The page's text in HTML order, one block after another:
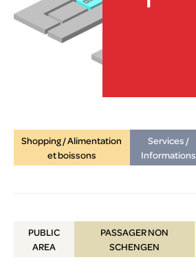
Shopping / Alimentation
et boissons
Services /
Informations
PUBLIC
AREA
PASSAGER NON
SCHENGEN